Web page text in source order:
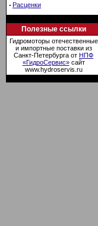
· Расценки
Полезные ссылки
Гидромоторы отечественные
и импортные поставки из
Санкт-Петербурга от НПФ
«ГидроСервис»сайт
www.hydroservis.ru